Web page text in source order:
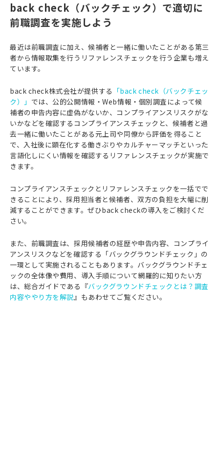
back check（バックチェック）で適切に
前職調査を実施しよう
最近は前職調査に加え、候補者と一緒に働いたことがある第三
者から情報取集を行うリファレンスチェックを行う企業も増え
ています。
back check株式会社が提供する 「back check（バックチェッ
ク）」 では、公的公開情報・Web情報・個別調査によって候
補者の申告内容に虚偽がないか、コンプライアンスリスクがな
いかなどを確認するコンプライアンスチェックと、候補者と過
去一緒に働いたことがある元上司や同僚から評価を得ること
で、入社後に顕在化する働きぶりやカルチャーマッチといった
言語化しにくい情報を確認するリファレンスチェックが実施で
きます。
コンプライアンスチェックとリファレンスチェックを一括でで
きることにより、採用担当者と候補者、双方の負担を大幅に削
減することができます。ぜひback checkの導入をご検討くだ
さい。
また、前職調査は、採用候補者の経歴や申告内容、コンプライ
アンスリスクなどを確認する「バックグラウンドチェック」の
一環として実施されることもあります。バックグラウンドチェ
ックの全体像や費用、導入手順について網羅的に知りたい方
は、総合ガイドである『バックグラウンドチェックとは？調査
内容ややり方を解説』もあわせてご覧ください。